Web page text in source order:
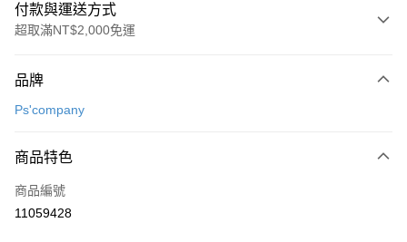
付款與運送方式
超取滿NT$2,000免運
信用卡一次付款
LINE Pay
街口支付
品牌
Ps'company
商品特色
商品編號
11059428